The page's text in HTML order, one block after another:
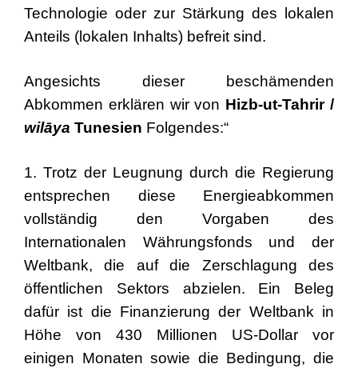
Technologie oder zur Stärkung des lokalen
Anteils (lokalen Inhalts) befreit sind.
Angesichts dieser beschämenden
Abkommen erklären wir von Hizb-ut-Tahrir /
wilāya Tunesien Folgendes:“
1. Trotz der Leugnung durch die Regierung
entsprechen diese Energieabkommen
vollständig den Vorgaben des
Internationalen Währungsfonds und der
Weltbank, die auf die Zerschlagung des
öffentlichen Sektors abzielen. Ein Beleg
dafür ist die Finanzierung der Weltbank in
Höhe von 430 Millionen US-Dollar vor
einigen Monaten sowie die Bedingung, die